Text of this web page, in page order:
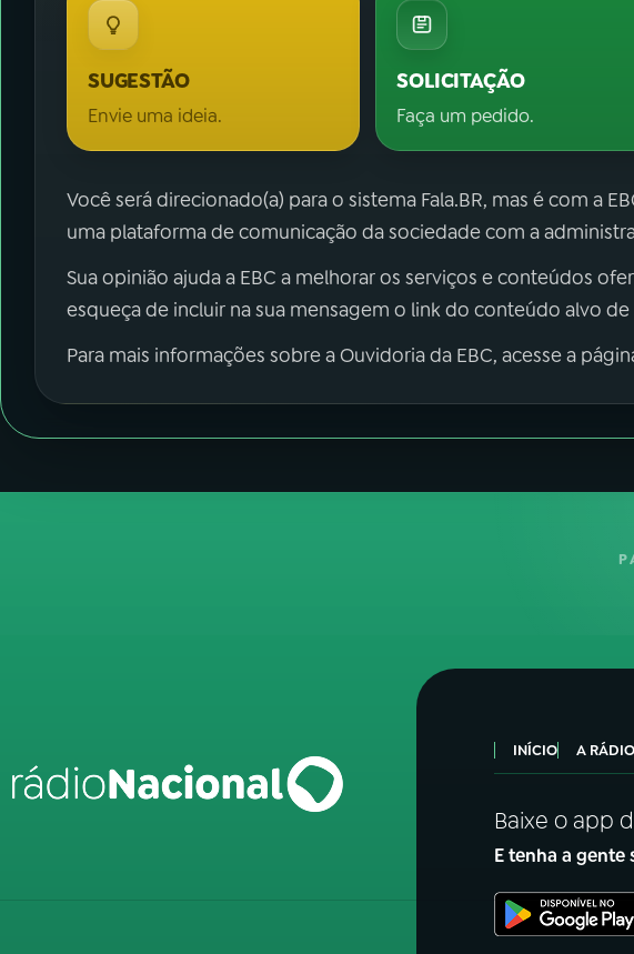
SUGESTÃO
Envie uma ideia.
SOLICITAÇÃO
Faça um pedido.
Você será direcionado(a) para o sistema Fala.BR, mas é com a
uma plataforma de comunicação da sociedade com a
Sua opinião ajuda a EBC a melhorar os serviços e conteúdos
esqueça de incluir na sua mensagem o link do conteúdo alvo de
Para mais informações sobre a Ouvidoria da EBC, acesse a
INÍCIO A RÁDIO
Baixe o app
E tenha a